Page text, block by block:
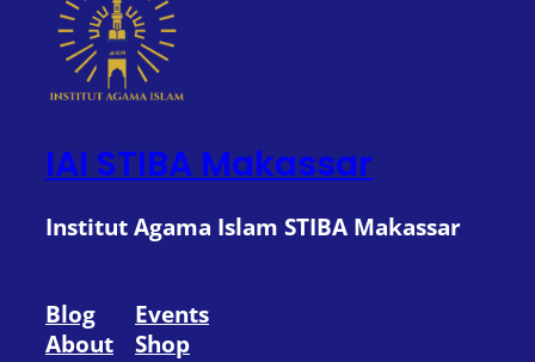
IAI STIBA Makassar
Institut Agama Islam STIBA Makassar
Blog
About
Events
Shop